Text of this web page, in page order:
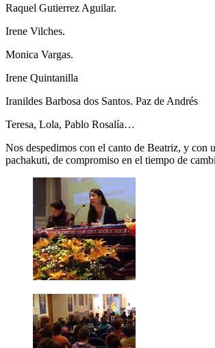
Raquel Gutierrez Aguilar.
Irene Vilches.
Monica Vargas.
Irene Quintanilla
Iranildes Barbosa dos Santos. Paz de Andrés
Teresa, Lola, Pablo Rosalía…
Nos despedimos con el canto de Beatriz, y con
pachakuti, de compromiso en el tiempo de